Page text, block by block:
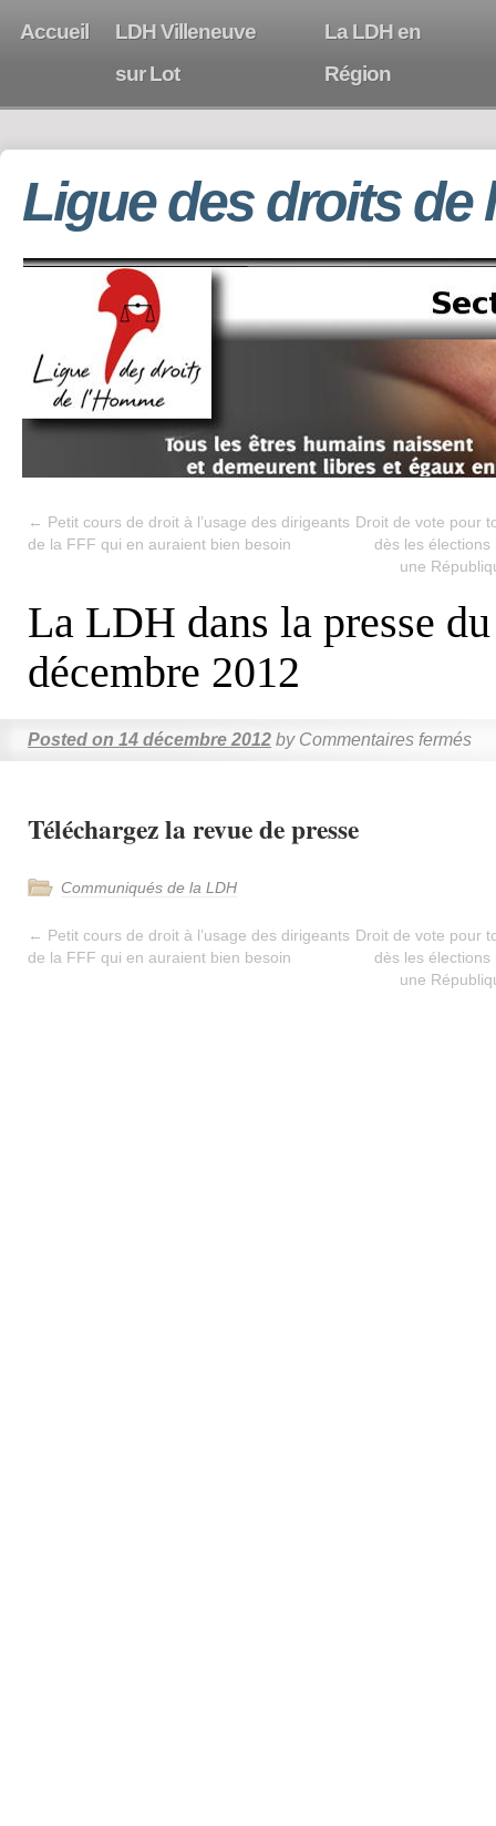
Accueil
LDH Villeneuve
sur Lot
La LDH en
Région
Ligue des droits de
← Petit cours de droit à l’usage des dirigeants
de la FFF qui en auraient bien besoin
Droit de vote pour
dès les
une
La LDH dans la presse
décembre 2012
Posted on 14 décembre 2012 by Commentaires fermés
Téléchargez la revue de presse
Communiqués de la LDH
← Petit cours de droit à l’usage des dirigeants
de la FFF qui en auraient bien besoin
Droit de vote pour
dès les
une